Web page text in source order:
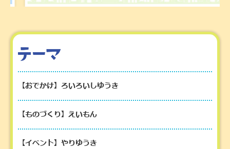
【おでかけ】ろいろいしゆうき
【ものづくり】えいもん
【イベント】やりゆうき